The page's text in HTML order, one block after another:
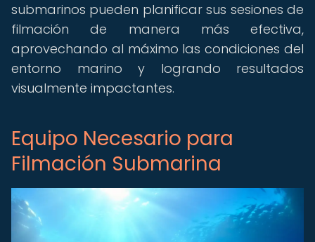
submarinos pueden planificar sus sesiones de
filmación de manera más efectiva,
aprovechando al máximo las condiciones del
entorno marino y logrando resultados
visualmente impactantes.
Equipo Necesario para
Filmación Submarina